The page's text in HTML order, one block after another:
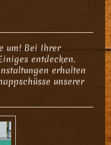
um! Bei Ihrer
entdecken.
erhalten
unserer